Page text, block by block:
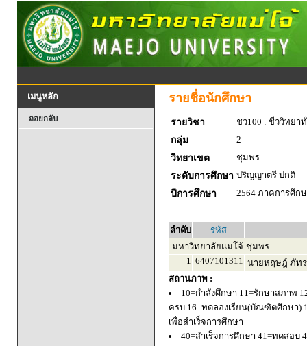
เมนูหลัก
ถอยกลับ
รายชื่อนักศึกษา
รายวิชา
ชว100 : ชีววิทยา
กลุ่ม
2
วิทยาเขต
ชุมพร
ระดับการศึกษา ปริญญาตรี ปกติ
ปีการศึกษา
2564 ภาคการศึก
ลำดับ
รหัส
มหาวิทยาลัยแม่โจ้-ชุมพร
1 6407101311 นายหฤษฎ์ ภัท
สถานภาพ :
10=กำลังศึกษา 11=รักษาสภาพ
ครบ 16=ทดลองเรียน(บัณฑิตศึกษา)
เพื่อสำเร็จการศึกษา
40=สำเร็จการศึกษา 41=ทดสอบ